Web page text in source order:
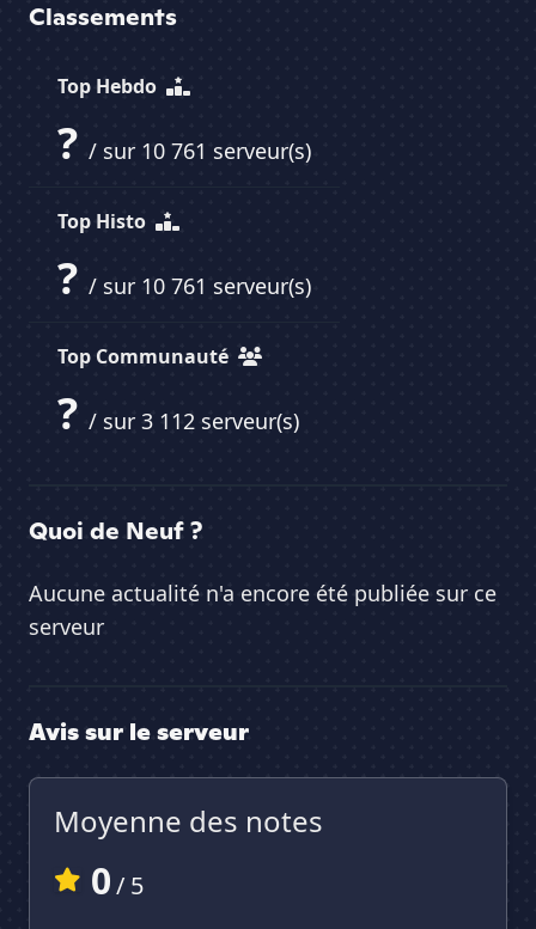
Classements
Top Hebdo
? / sur 10 761 serveur(s)
Top Histo
? / sur 10 761 serveur(s)
Top Communauté
? / sur 3 112 serveur(s)
Quoi de Neuf ?
Aucune actualité n'a encore été publiée sur ce
serveur
Avis sur le serveur
Moyenne des notes
0/ 5